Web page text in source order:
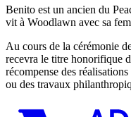
Benito est un ancien du
vit à Woodlawn avec sa
Au cours de la cérémonie
recevra le titre honorifique
récompense des
ou des travaux